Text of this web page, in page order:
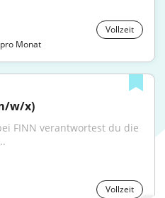
Vollzeit
Monat
w/x)
FINN verantwortest du die
Vollzeit